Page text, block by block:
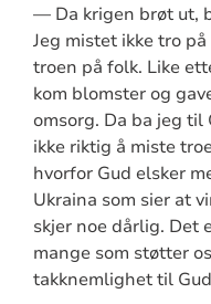
— Da krigen brøt ut,
Jeg mistet ikke tro
troen på folk. Like
kom blomster og
omsorg. Da ba jeg til
ikke riktig å miste
hvorfor Gud elsker
Ukraina som sier at
skjer noe dårlig. Det
mange som støtter
takknemlighet til